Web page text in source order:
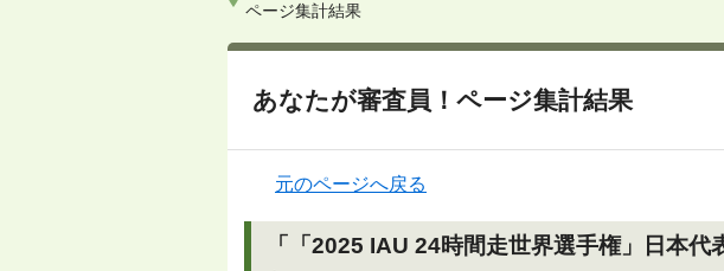
ページ集計結果
あなたが審査員！ページ集計結果
元のページへ戻る
「「2025 IAU 24時間走世界選手権」日本代